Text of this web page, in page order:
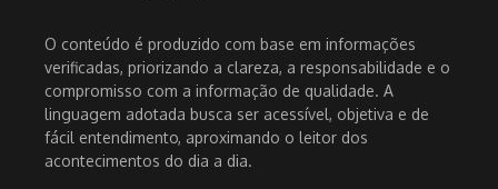
O conteúdo é produzido com base em informações
verificadas, priorizando a clareza, a responsabilidade e o
compromisso com a informação de qualidade. A
linguagem adotada busca ser acessível, objetiva e de
fácil entendimento, aproximando o leitor dos
acontecimentos do dia a dia.